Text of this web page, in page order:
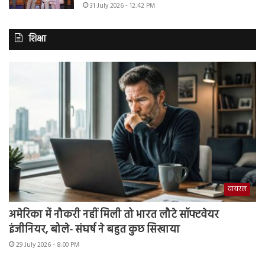
31 July 2026 - 12:42 PM
शिक्षा
वायरल
अमेरिका में नौकरी नहीं मिली तो भारत लौटे सॉफ्टवेयर
इंजीनियर, बोले- संघर्ष ने बहुत कुछ सिखाया
29 July 2026 - 8:00 PM